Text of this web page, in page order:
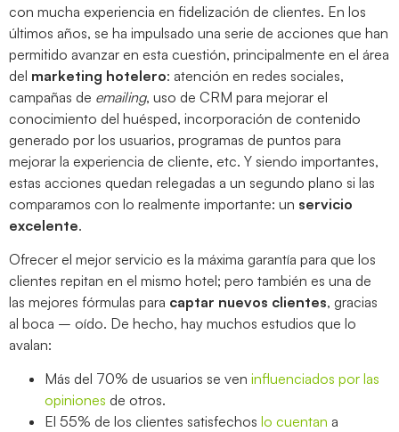
con mucha experiencia en fidelización de clientes. En los
últimos años, se ha impulsado una serie de acciones que han
permitido avanzar en esta cuestión, principalmente en el área
del marketing hotelero: atención en redes sociales,
campañas de emailing, uso de CRM para mejorar el
conocimiento del huésped, incorporación de contenido
generado por los usuarios, programas de puntos para
mejorar la experiencia de cliente, etc. Y siendo importantes,
estas acciones quedan relegadas a un segundo plano si las
comparamos con lo realmente importante: un servicio
excelente.
Ofrecer el mejor servicio es la máxima garantía para que los
clientes repitan en el mismo hotel; pero también es una de
las mejores fórmulas para captar nuevos clientes, gracias
al boca – oído. De hecho, hay muchos estudios que lo
avalan:
Más del 70% de usuarios se ven influenciados por las
opiniones de otros.
El 55% de los clientes satisfechos lo cuentan a